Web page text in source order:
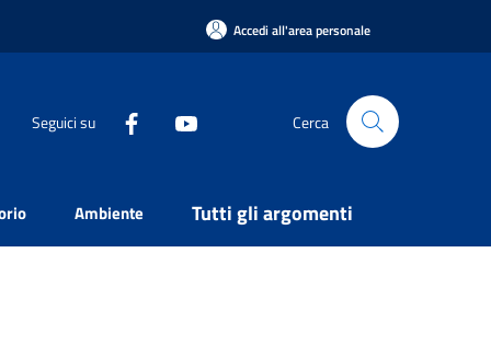
Accedi all'area personale
Seguici su Cerca
Ambiente Tutti gli argomenti